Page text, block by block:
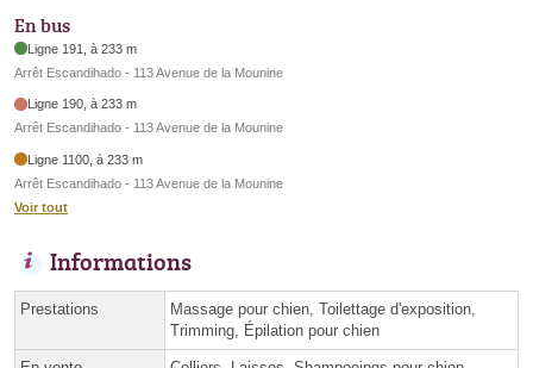
En bus
Ligne 191, à 233 m
Arrêt Escandihado - 113 Avenue de la Mounine
Ligne 190, à 233 m
Arrêt Escandihado - 113 Avenue de la Mounine
Ligne 1100, à 233 m
Arrêt Escandihado - 113 Avenue de la Mounine
Voir tout
Informations
Prestations
Massage pour chien, Toilettage d'exposition,
Trimming, Épilation pour chien